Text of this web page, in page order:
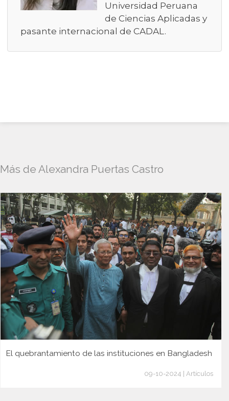
Universidad Peruana
de Ciencias Aplicadas y
pasante internacional de CADAL.
Más de Alexandra Puertas Castro
El quebrantamiento de las instituciones en Bangladesh
09-10-2024 | Artículos